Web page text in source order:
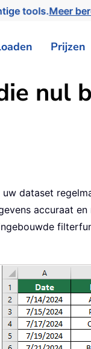
tools.Meer
Prijzen
nul
dataset
accuraat